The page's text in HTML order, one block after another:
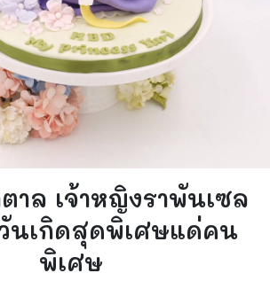
าล เจ้าหญิงราพันเซล
นเกิดสุดพิเศษแด่คน
พิเศษ